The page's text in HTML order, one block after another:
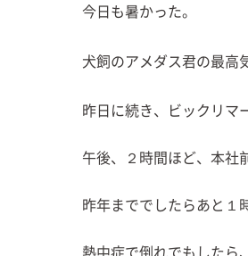
今日も暑かった。
犬飼のアメダス君の最高
昨日に続き、ビックリマ
午後、２時間ほど、本社
昨年まででしたらあと１
熱中症で倒れでもしたら